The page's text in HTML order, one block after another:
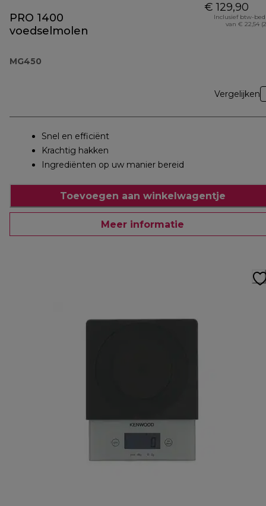
PRO 1400
voedselmolen
MG450
€ 129,90
Inclusief btw-
van € 22,54
Vergelijken
Snel en efficiënt
Krachtig hakken
Ingrediënten op uw manier bereid
Toevoegen aan winkelwagentje
Meer informatie